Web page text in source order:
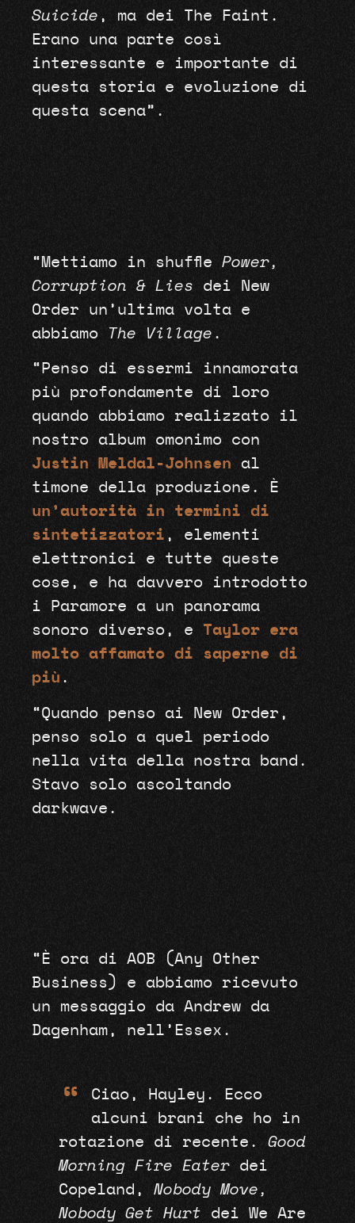
Suicide , ma dei The Faint.
Erano una parte così
interessante e importante di
questa storia e evoluzione di
questa scena”.
“Mettiamo in shuffle Power,
Corruption & Lies dei New
Order un’ultima volta e
abbiamo
The Village .
“Penso di essermi innamorata
più profondamente di loro
quando abbiamo realizzato il
nostro album omonimo con
Justin Meldal-Johnsen al
timone della produzione. È
un’autorità in termini di
sintetizzatori , elementi
elettronici e tutte queste
cose, e ha davvero introdotto
i Paramore a un panorama
sonoro diverso, e Taylor era
molto affamato di saperne di
più .
“Quando penso ai New Order,
penso solo a quel periodo
nella vita della nostra band.
Stavo solo ascoltando
darkwave.
“È ora di AOB (Any Other
Business) e abbiamo ricevuto
un messaggio da Andrew da
Dagenham, nell’Essex.
“
Ciao, Hayley. Ecco
alcuni brani che ho in
rotazione di recente.Good
Morning Fire Eater dei
Copeland,Nobody Move,
Nobody Get Hurt dei We Are